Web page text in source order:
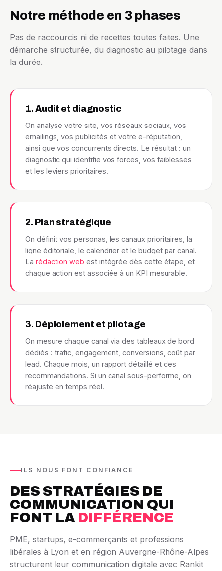
Notre méthode en 3 phases
Pas de raccourcis ni de recettes toutes faites. Une
démarche structurée, du diagnostic au pilotage dans
la durée.
1. Audit et diagnostic
On analyse votre site, vos réseaux sociaux, vos
emailings, vos publicités et votre e-réputation,
ainsi que vos concurrents directs. Le résultat : un
diagnostic qui identifie vos forces, vos faiblesses
et les leviers prioritaires.
2. Plan stratégique
On définit vos personas, les canaux prioritaires, la
ligne éditoriale, le calendrier et le budget par canal.
La rédaction web est intégrée dès cette étape, et
chaque action est associée à un KPI mesurable.
3. Déploiement et pilotage
On mesure chaque canal via des tableaux de bord
dédiés : trafic, engagement, conversions, coût par
lead. Chaque mois, un rapport détaillé et des
recommandations. Si un canal sous-performe, on
réajuste en temps réel.
ILS NOUS FONT CONFIANCE
DES STRATÉGIES DE
COMMUNICATION QUI
FONT LA DIFFÉRENCE
PME, startups, e-commerçants et professions
libérales à Lyon et en région Auvergne-Rhône-Alpes
structurent leur communication digitale avec Rankit